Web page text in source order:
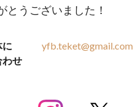
とうございました！
に
わせ
yfb.teket@gmail.com